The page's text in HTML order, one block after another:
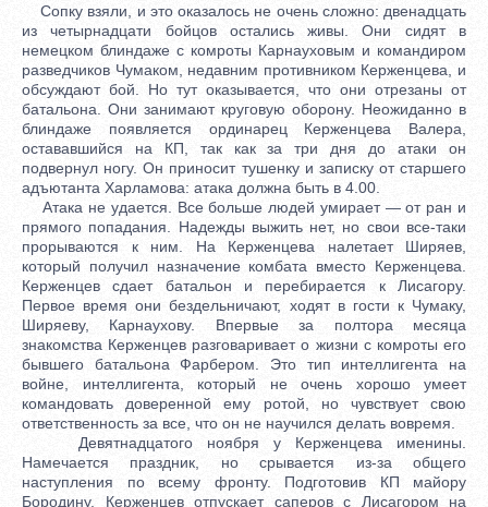
Сопку взяли, и это оказалось не очень сложно: двенадцать
из четырнадцати бойцов остались живы. Они сидят в
немецком блиндаже с комроты Карнауховым и командиром
разведчиков Чумаком, недавним противником Керженцева, и
обсуждают бой. Но тут оказывается, что они отрезаны от
батальона. Они занимают круговую оборону. Неожиданно в
блиндаже появляется ординарец Керженцева Валера,
остававшийся на КП, так как за три дня до атаки он
подвернул ногу. Он приносит тушенку и записку от старшего
адъютанта Харламова: атака должна быть в 4.00.
Атака не удается. Все больше людей умирает — от ран и
прямого попадания. Надежды выжить нет, но свои все-таки
прорываются к ним. На Керженцева налетает Ширяев,
который получил назначение комбата вместо Керженцева.
Керженцев сдает батальон и перебирается к Лисагору.
Первое время они бездельничают, ходят в гости к Чумаку,
Ширяеву, Карнаухову. Впервые за полтора месяца
знакомства Керженцев разговаривает о жизни с комроты его
бывшего батальона Фарбером. Это тип интеллигента на
войне, интеллигента, который не очень хорошо умеет
командовать доверенной ему ротой, но чувствует свою
ответственность за все, что он не научился делать вовремя.
Девятнадцатого ноября у Керженцева именины.
Намечается праздник, но срывается из-за общего
наступления по всему фронту. Подготовив КП майору
Бородину, Керженцев отпускает саперов с Лисагором на